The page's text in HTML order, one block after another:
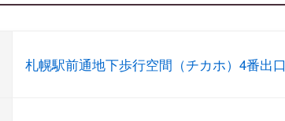
札幌駅前通地下歩行空間（チカホ）4番出口